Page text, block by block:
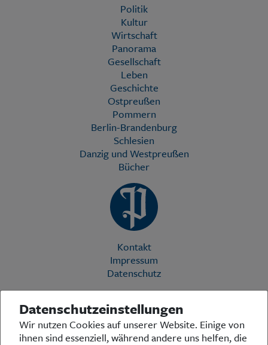
Politik
Kultur
Wirtschaft
Panorama
Gesellschaft
Leben
Geschichte
Ostpreußen
Pommern
Berlin-Brandenburg
Schlesien
Danzig und Westpreußen
Bücher
Kontakt
Impressum
Datenschutz
Die Preußische Allgemeine Zeitung (PAZ) ist eine einzigartige Stimme
in der deutschen Medienlandschaft. Woche für Woche berichtet sie
über das aktuelle Zeitgeschehen in Politik, Kultur und Wirtschaft und
Datenschutzeinstellungen
Wir nutzen Cookies auf unserer Website. Einige von
ihnen sind essenziell, während andere uns helfen, die